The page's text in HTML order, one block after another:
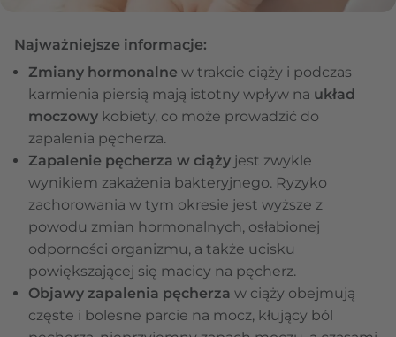
Najważniejsze informacje:
Zmiany hormonalne w trakcie ciąży i podczas
karmienia piersią mają istotny wpływ na układ
moczowy kobiety, co może prowadzić do
zapalenia pęcherza.
Zapalenie pęcherza w ciąży jest zwykle
wynikiem zakażenia bakteryjnego. Ryzyko
zachorowania w tym okresie jest wyższe z
powodu zmian hormonalnych, osłabionej
odporności organizmu, a także ucisku
powiększającej się macicy na pęcherz.
Objawy zapalenia pęcherza w ciąży obejmują
częste i bolesne parcie na mocz, kłujący ból